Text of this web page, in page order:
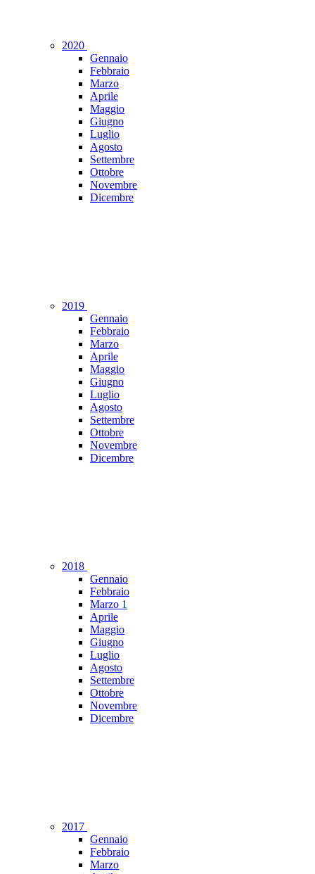
2020
Gennaio
Febbraio
Marzo
Aprile
Maggio
Giugno
Luglio
Agosto
Settembre
Ottobre
Novembre
Dicembre
2019
Gennaio
Febbraio
Marzo
Aprile
Maggio
Giugno
Luglio
Agosto
Settembre
Ottobre
Novembre
Dicembre
2018
Gennaio
Febbraio
Marzo 1
Aprile
Maggio
Giugno
Luglio
Agosto
Settembre
Ottobre
Novembre
Dicembre
2017
Gennaio
Febbraio
Marzo